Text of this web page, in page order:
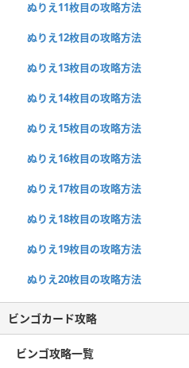
ぬりえ11枚目の攻略方法
ぬりえ12枚目の攻略方法
ぬりえ13枚目の攻略方法
ぬりえ14枚目の攻略方法
ぬりえ15枚目の攻略方法
ぬりえ16枚目の攻略方法
ぬりえ17枚目の攻略方法
ぬりえ18枚目の攻略方法
ぬりえ19枚目の攻略方法
ぬりえ20枚目の攻略方法
ビンゴカード攻略
ビンゴ攻略一覧